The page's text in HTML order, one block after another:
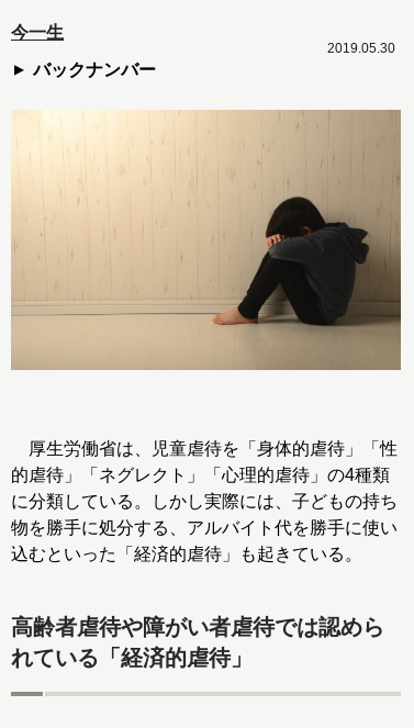
今一生
バックナンバー
2019.05.30
厚生労働省は、児童虐待を「身体的虐待」「性
的虐待」「ネグレクト」「心理的虐待」の4種類
に分類している。しかし実際には、子どもの持ち
物を勝手に処分する、アルバイト代を勝手に使い
込むといった「経済的虐待」も起きている。
高齢者虐待や障がい者虐待では認めら
れている「経済的虐待」